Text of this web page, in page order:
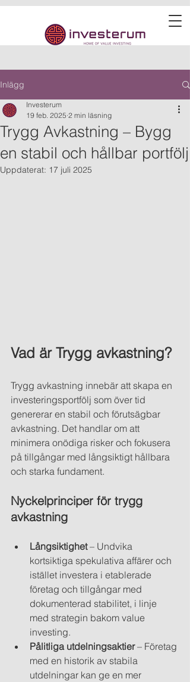
Inlägg
Trygg Avkastning – Bygg
en stabil och hållbar portfölj
Investerum
19 feb. 2025 2 min läsning
Uppdaterat: 17 juli 2025
Vad är Trygg avkastning?
Trygg avkastning innebär att skapa en
investeringsportfölj som över tid
genererar en stabil och förutsägbar
avkastning. Det handlar om att
minimera onödiga risker och fokusera
på tillgångar med långsiktigt hållbara
och starka fundament.
Nyckelprinciper för trygg
avkastning
Långsiktighet – Undvika
kortsiktiga spekulativa affärer och
istället investera i etablerade
företag och tillgångar med
dokumenterad stabilitet, i linje
med strategin bakom value
investing.
Pålitliga utdelningsaktier – Företag
med en historik av stabila
utdelningar kan ge en mer